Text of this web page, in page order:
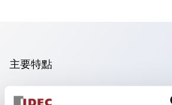
主要特點
操作面板的凹凸減少，呈現銳利感。